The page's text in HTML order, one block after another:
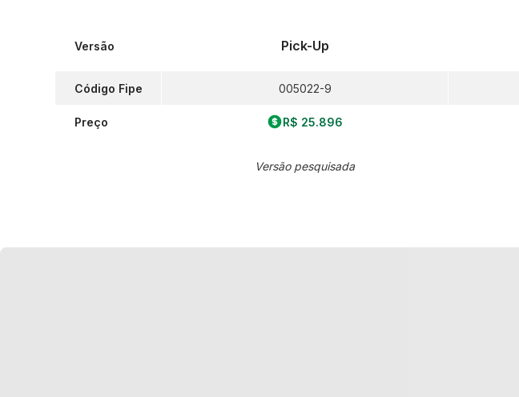
Versão
Código Fipe
Preço
Pick-Up
005022-9
R$ 25.896
Versão pesquisada